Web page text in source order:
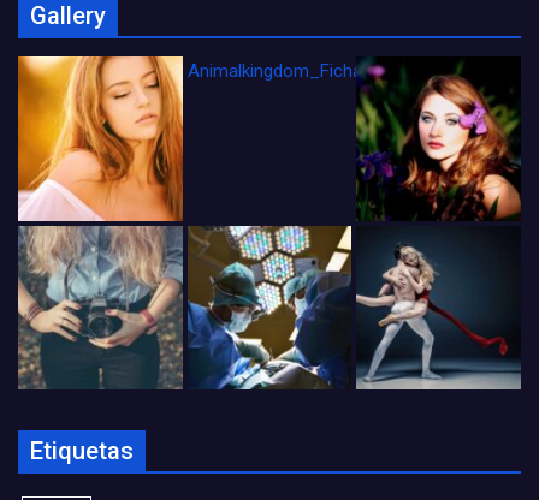
Gallery
Animalkingdom_FichaCine
Etiquetas